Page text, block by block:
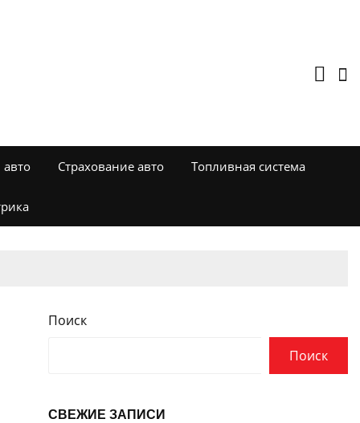
Страхование авто Топливная система
Поиск
Поиск
СВЕЖИЕ ЗАПИСИ